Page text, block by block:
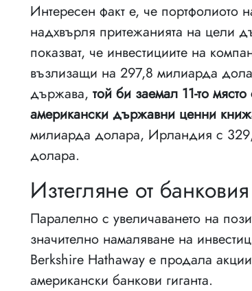
Интересен факт е, че
надхвърля притежанията на цели
показват, че инвестициите на
възлизащи на 297,8 милиарда
държава, той би заемал 11-то
американски държавни ценни
милиарда долара, Ирландия с
долара.
Изтегляне от
Паралелно с увеличаването на
значително намаляване на
Berkshire Hathaway е продала
американски банкови гиганта.